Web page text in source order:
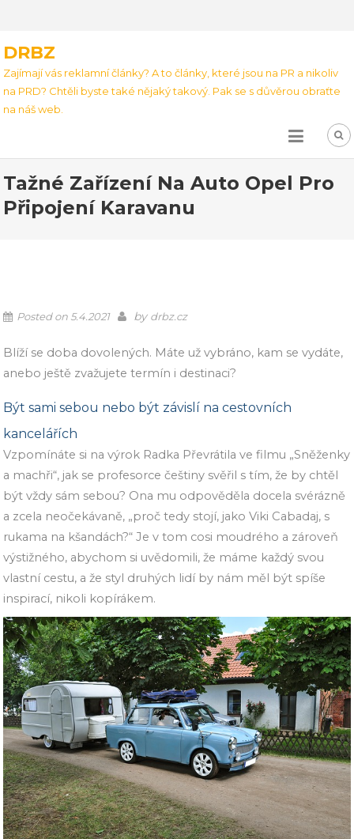
DRBZ
Zajímají vás reklamní články? A to články, které jsou na PR a nikoliv
na PRD? Chtěli byste také nějaký takový. Pak se s důvěrou obraťte
na náš web.
Tažné Zařízení Na Auto Opel Pro
Připojení Karavanu
Posted on 5.4.2021 by drbz.cz
Blíží se doba dovolených. Máte už vybráno, kam se vydáte,
anebo ještě zvažujete termín i destinaci?
Být sami sebou nebo být závislí na cestovních
kancelářích
Vzpomínáte si na výrok Radka Převrátila ve filmu „Sněženky
a machři“, jak se profesorce češtiny svěřil s tím, že by chtěl
být vždy sám sebou? Ona mu odpověděla docela svérázně
a zcela neočekávaně, „proč tedy stojí, jako Viki Cabadaj, s
rukama na kšandách?“ Je v tom cosi moudrého a zároveň
výstižného, abychom si uvědomili, že máme každý svou
vlastní cestu, a že styl druhých lidí by nám měl být spíše
inspirací, nikoli kopírákem.